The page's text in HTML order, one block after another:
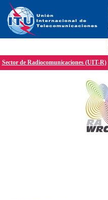
Sector de Radiocomunicaciones (UIT-R)